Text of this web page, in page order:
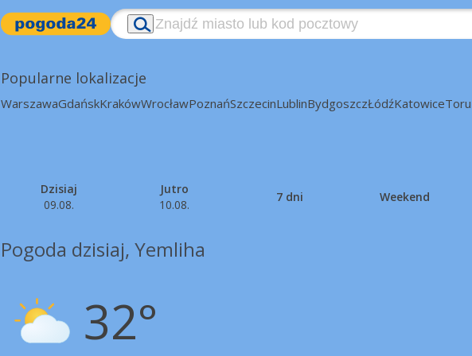
Popularne lokalizacje
WarszawaGdańskKrakówWrocławPoznańSzczecinLublinBydgoszczŁódźKatowice
Dzisiaj
09.08.
Jutro
10.08.
7 dni Weekend
Pogoda dzisiaj, Yemliha
32°